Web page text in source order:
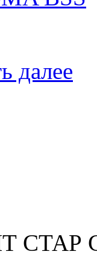
далее
СТАР